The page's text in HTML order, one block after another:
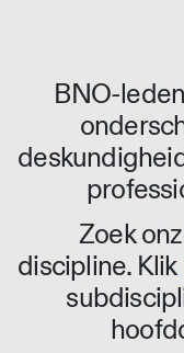
BNO-
Zoek
discipline. Klik